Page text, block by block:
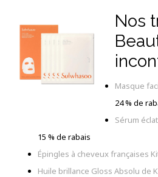
Nos
Masque
24 % de
Sérum
15 % de rabais
Épingles à cheveux françaises
Huile brillance Gloss Absolu de